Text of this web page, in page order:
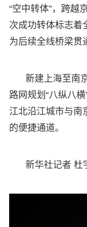
“空中转体”，跨越
次成功转体标志着
为后续全线桥梁贯
新建上海至南
路网规划“八纵八
江北沿江城市与南
的便捷通道。
新华社记者 杜